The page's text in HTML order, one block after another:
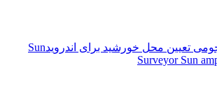
محل خورشید برای اندروید Sun
Surveyor